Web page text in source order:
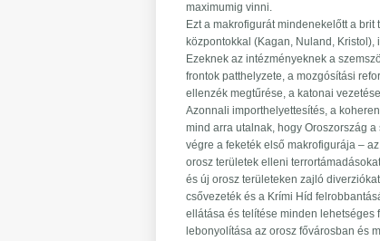
maximumig vinni.
Ezt a makrofigurát mindenekelőtt a
központokkal (Kagan, Nuland,
Ezeknek az intézményeknek a
frontok patthelyzete, a mozgósítási
ellenzék megtűrése, a katonai
Azonnali importhelyettesítés, a
mind arra utalnak, hogy Oroszország
végre a feketék első makrofigurája –
orosz területek elleni
és új orosz területeken zajló
csővezeték és a Krími Híd
ellátása és telítése minden
lebonyolítása az orosz fővárosban és